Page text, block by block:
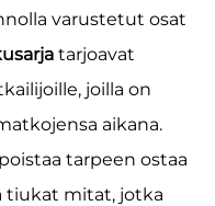
varustetut osat
tarjoavat
joilla on
aikana.
tarpeen ostaa
tiukat mitat, jotka